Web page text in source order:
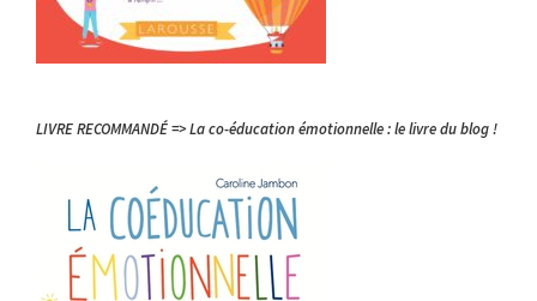
LIVRE RECOMMANDÉ => La co-éducation émotionnelle : le livre du blog !